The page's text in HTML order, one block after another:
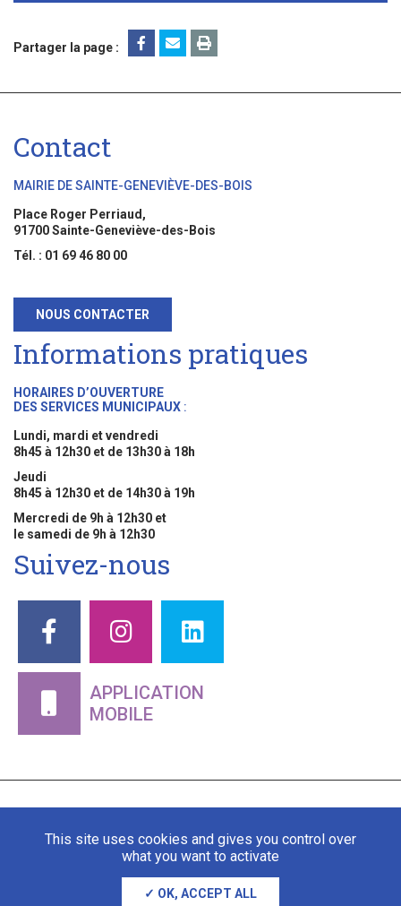
Partager la page :
Contact
MAIRIE DE SAINTE-GENEVIÈVE-DES-BOIS
Place Roger Perriaud,
91700 Sainte-Geneviève-des-Bois
Tél. : 01 69 46 80 00
NOUS CONTACTER
Informations pratiques
HORAIRES D’OUVERTURE
DES SERVICES MUNICIPAUX :
Lundi, mardi et vendredi
8h45 à 12h30 et de 13h30 à 18h
Jeudi
8h45 à 12h30 et de 14h30 à 19h
Mercredi de 9h à 12h30 et
le samedi de 9h à 12h30
Suivez-nous
APPLICATION
MOBILE
Mentions légales Gestion des cookies
This site uses cookies and gives you control over
what you want to activate
OK, ACCEPT ALL